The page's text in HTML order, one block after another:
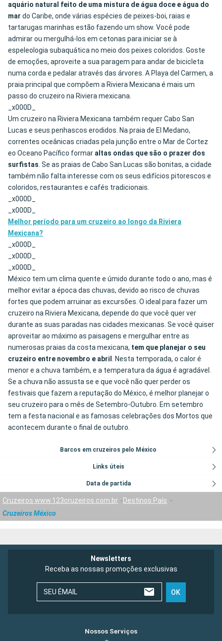
aquário natural feito de uma mistura de água doce e água do
mar do Caribe, onde várias espécies de peixes-boi, raias e
tartarugas marinhas estão fazendo um show. Você pode
admirar ou mergulhá-los em cetonas para iniciar se à
espeleologia subaquática no meio dos peixes coloridos. Goste
de emoções, aproveite a sua paragem para andar de bicicleta
numa corda e pedalar através das árvores. A Playa del Carmen, a
praia principal que compõem a Riviera Mexicana é mais um
passo do cruzeiro na Riviera mexicana.
_x000D_
Um cruzeiro na Riviera Mexicana também requer Cabo San
Lucas e seus penhascos erodidos. Na praia de El Medano,
correntes oceânicas criadas pela junção entre o Mar de Cortez
eo Oceano Pacífico formar altas ondas que são o prazer dos
surfistas. Se as praias de Cabo San Lucas são bonitas, a cidade
também não falta interesse com os seus edifícios pitorescos e
coloridos, restaurantes e cafés tradicionais.
_x000D_
_x000D_
Melhor período para um cruzeiro ao longo da Riviera
Mexicana?
_x000D_
_x000D_
_x000D_
México tem um clima quente e úmido durante todo o ano, mas é
melhor evitar a época das chuvas, devido ao risco de chuvas
fortes que podem arruinar as excursões. O ideal para fazer um
cruzeiro na Riviera Mexicana, depende do que você quer ver
durante as suas paradas nas cidades mexicanas. Se você quiser
aproveitar ao máximo as paisagens e mergulhar entre as
numerosas praias da costa mexicana, tem que planejar o seu
cruzeiro entre novembro e abril . Nesta temporada, o calor é
menor e a chuva também, e a temperatura da água é agradável.
Se a chuva não assusta se e que você não quer perder os
festivais que fazem a reputação do México, é melhor planejar o
seu cruzeiro para o mês de Setembro-Outubro. Em setembro
tem a festa nacional e as famosas celebrações dos Mortos que
acontecem durante o final de outubro.
Barcos em cruzeiros pelo México
Links úteis
Data de partida
Cruzeiros www.123cruzeiros.com.br
Destinos País
Cruzeiros México
Newsletters
Receba as nossas promoções exclusivas
SEU ÉMAIL OK
Nossos Serviços